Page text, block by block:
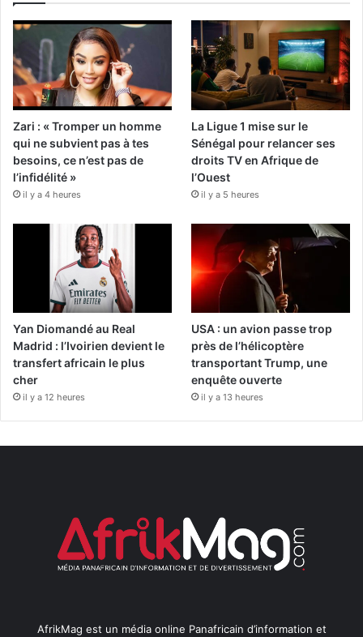
Zari : « Tromper un homme
qui ne subvient pas à tes
besoins, ce n’est pas de
l’infidélité »
il y a 4 heures
La Ligue 1 mise sur le
Sénégal pour relancer ses
droits TV en Afrique de
l’Ouest
il y a 5 heures
Yan Diomandé au Real
Madrid : l’Ivoirien devient le
transfert africain le plus
cher
il y a 12 heures
USA : un avion passe trop
près de l’hélicoptère
transportant Trump, une
enquête ouverte
il y a 13 heures
AfrikMag est un média online Panafricain d’information et